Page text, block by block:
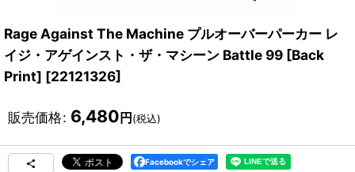
Rage Against The Machine プルオーバーパーカー レ
イジ・アゲインスト・ザ・マシーン Battle 99 [Back
Print] [22121326]
販売価格: 6,480 円 (税込)
Facebookでシェア